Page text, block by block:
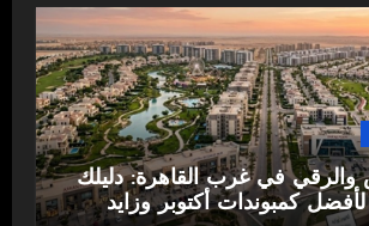
والرقي في غرب القاهرة: دليلك
كمبوندات أكتوبر وزايد